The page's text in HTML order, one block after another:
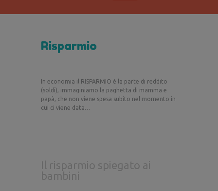
Risparmio
In economia il RISPARMIO è la parte di reddito
(soldi), immaginiamo la paghetta di mamma e
papà, che non viene spesa subito nel momento in
cui ci viene data…
Il risparmio spiegato ai
bambini